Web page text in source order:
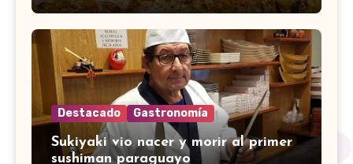
Destacado Gastronomía
Sukiyaki vio nacer y morir al primer
sushiman paraguayo